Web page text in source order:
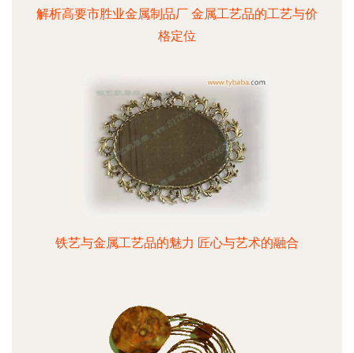
解析高要市胜业金属制品厂 金属工艺品的工艺与价
格定位
铁艺与金属工艺品的魅力 匠心与艺术的融合